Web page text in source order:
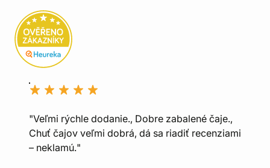
"Veľmi rýchle dodanie., Dobre zabalené čaje.,
Chuť čajov veľmi dobrá, dá sa riadiť recenziami
– neklamú."